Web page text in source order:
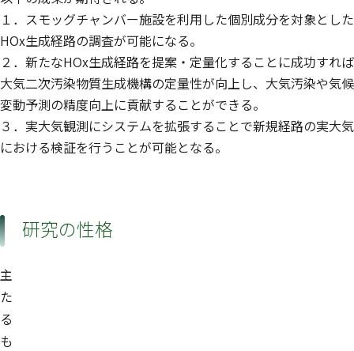
１．スモッグチャンバー施設を利用した個別成分を対象とした
HOx生成経路の調査が可能になる。
２．新たなHOx生成経路を提案・定量化することに成功すれば
大気二次汚染物質生成機構の定量性が向上し、大気汚染や気候
変動予測の精度向上に貢献することができる。
３．実大気観測にシステムを拡張することで新規経路の実大気
における検証を行うことが可能となる。
研究の性格
主
た
る
も